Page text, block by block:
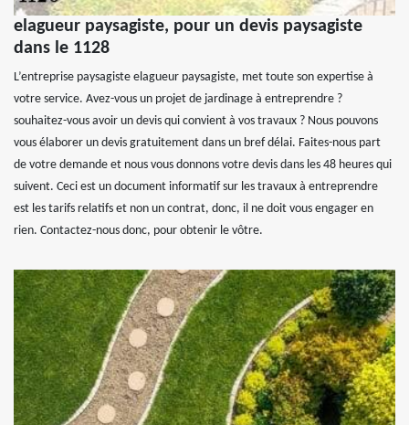
elagueur paysagiste, pour un devis paysagiste
dans le 1128
L’entreprise paysagiste elagueur paysagiste, met toute son expertise à
votre service. Avez-vous un projet de jardinage à entreprendre ?
souhaitez-vous avoir un devis qui convient à vos travaux ? Nous pouvons
vous élaborer un devis gratuitement dans un bref délai. Faites-nous part
de votre demande et nous vous donnons votre devis dans les 48 heures qui
suivent. Ceci est un document informatif sur les travaux à entreprendre
est les tarifs relatifs et non un contrat, donc, il ne doit vous engager en
rien. Contactez-nous donc, pour obtenir le vôtre.